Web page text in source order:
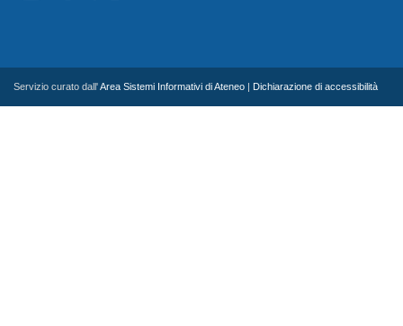
Servizio curato dall'Area Sistemi Informativi di Ateneo Dichiarazione di accessibilità